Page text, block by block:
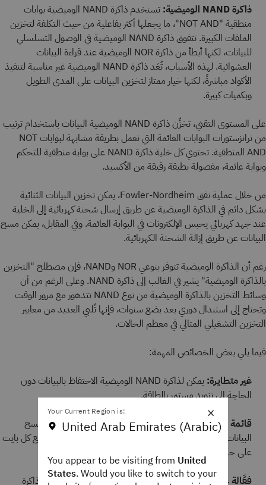
ذاكرة NAND الوميضية:
تستخدم ذاكرة NAND الوميضية بوابات
منطقية "NOT AND"، ما يجعلها أكثر بفاعلية من حيث التكلفة لتخزين
الملفات الكبيرة. تتفوق ذاكرة NAND الوميضية في الوصول التسلسلي
للبيانات، لكنها أبطأ من ذاكرة NOR الوميضية عند قراءة البيانات
العشوائية. لهذه الأسباب، تُعَد ذاكرة NAND الوميضية غير مناسبة لتنفيذ
الأكواد مباشرةً، لكنها خيار ممتاز لتخزين البيانات على المدى الطويل
وبكميات كبيرة.
على المستوى التقني، تخزِّن ذاكرة NAND الوميضية البيانات باستخدام ترتيب
من ترانزستورات البوابات العائمة التي تعمل بطريقة مشابهة لبوابات NOT
AND المنطقية. تحتوي كل خلية ذاكرة NAND على بوابة منطقية للتحكم
وبوابة عائمة، مفصولة بطبقة رقيقة من الأكسيد.
من خلال عملية نفق Fowler-Nordheim، يمكن تخزين البيانات الثنائية
بشكل دائم في الذاكرة الوميضية عن طريق إرسال شحنة كهربائية إلى الخلية
عند جهد كهربائي يحبس الإلكترونات في البوابة العائمة. وفي المقابل، يمكن مسح
البيانات عن طريق إزالة الشحنة الكهربائية.
رغم أن الذاكرة الوميضية تتوفر بنوعي NOR وNAND، فإن مصطلح "التخزين
بالذاكرة الوميضية" يشير في الغالب إلى ذاكرة NAND. وعلى الرغم من أن
وسائط التخزين بالذاكرة الوميضية من نوع NAND تتدهور مع مرور الوقت
وتحتاج إلى استبدال دوري بعد بضع سنوات، فإنها تُلبي العديد من معايير
التخزين التشغيلي المثالي في معظم الحالات.
فيما يلي بعض الخصائص المهمة:
غير متطايرة:
يمكن لذاكرة NAND الوميضية الاحتفاظ بالبيانات دون
الحاجة إلى تزويد مستمر بالطاقة.
قائمة على الكتل:
تعمل ذاكرة NAND الوميضية على كتابة ومسح
البيانات على شكل كتل كبيرة من المعلومات، بدلًا من التعامل مع كل بايت
على حدة.
فعَّالة على نطاق واسع:بفضل بنيتها القائمة على الكتل، تُعَد ذاكرة
×
Your Current Region is:
United Arab Emirates (Arabic)
You appear to be visiting from United
States. Would you like to switch to your